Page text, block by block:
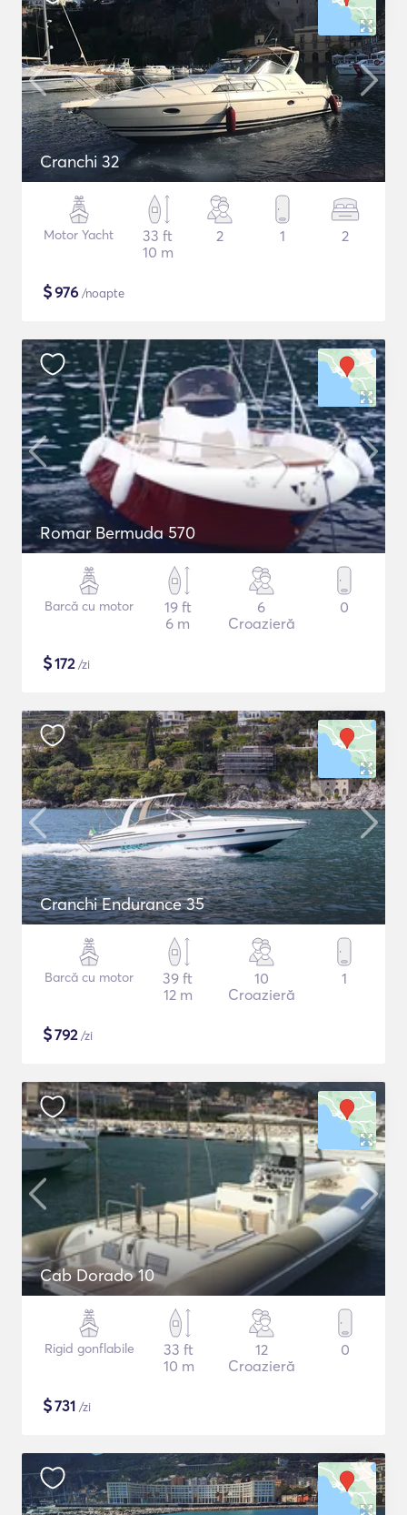
Cranchi 32
Motor Yacht
33 ft
10 m
2 1 2
$976 /noapte
Romar Bermuda 570
Barcă cu motor
19 ft
6 m
6
Croazieră
0
$172/zi
Cranchi Endurance 35
Barcă cu motor
39 ft
12 m
10
Croazieră
1
$792/zi
Cab Dorado 10
Rigid gonflabile
33 ft
10 m
12
Croazieră
0
$731 /zi